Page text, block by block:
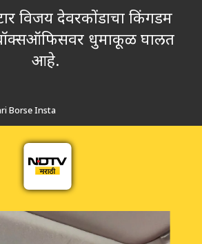
Borse Insta
विजय देवरकोंडाचा किंगडम
धुमाकूळ घालत
आहे.